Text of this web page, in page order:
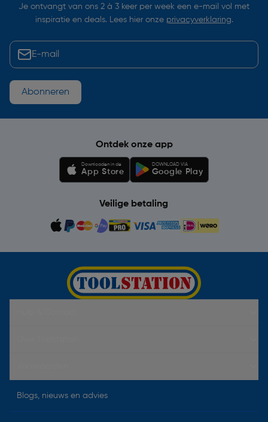
Je ontvangt van ons 2 à 3 keer per week een e-mail vol met
inspiratie en deals. Lees hier onze privacyverklaring.
Abonneren
Ontdek onze app
Downloaden in de
App Store
DOWNLOAD VIA
Google Play
Veilige betaling
Blogs, nieuws en advies